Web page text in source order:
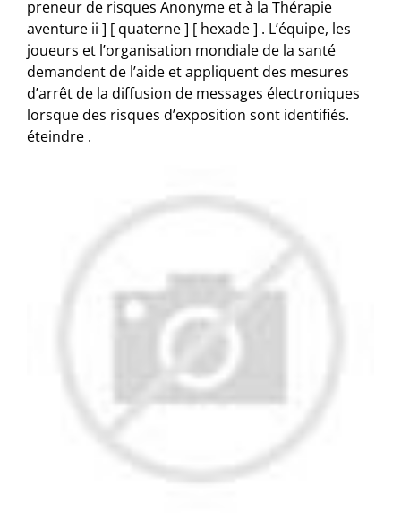
preneur de risques Anonyme et à la Thérapie
aventure ii ] [ quaterne ] [ hexade ] . L’équipe, les
joueurs et l’organisation mondiale de la santé
demandent de l’aide et appliquent des mesures
d’arrêt de la diffusion de messages électroniques
lorsque des risques d’exposition sont identifiés.
éteindre .